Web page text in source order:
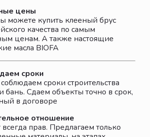
цены
можете купить клееный брус
качества по самым
ценам. А также настоящие
масла BIOFA
сроки
сроки строительства
бань. Сдаем объекты точно в срок,
в договоре
отношение
прав. Предлагаем только